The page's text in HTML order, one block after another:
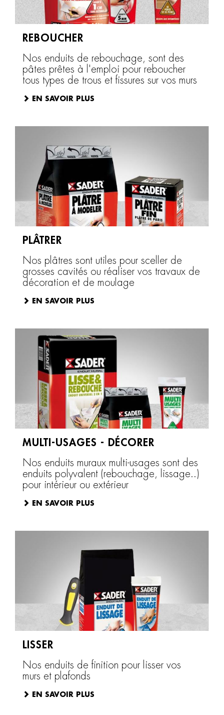
REBOUCHER
Nos enduits de rebouchage, sont des
pâtes prêtes à l'emploi pour reboucher
tous types de trous et fissures sur vos murs
EN SAVOIR PLUS
PLÂTRER
Nos plâtres sont utiles pour sceller de
grosses cavités ou réaliser vos travaux de
décoration et de moulage
EN SAVOIR PLUS
MULTI-USAGES - DÉCORER
Nos enduits muraux multi-usages sont des
enduits polyvalent (rebouchage, lissage..)
pour intérieur ou extérieur
EN SAVOIR PLUS
LISSER
Nos enduits de finition pour lisser vos
murs et plafonds
EN SAVOIR PLUS